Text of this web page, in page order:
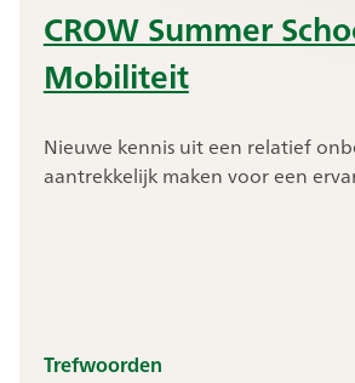
CROW Summer
Mobiliteit
Nieuwe kennis uit een relatief
aantrekkelijk maken voor een
Trefwoorden